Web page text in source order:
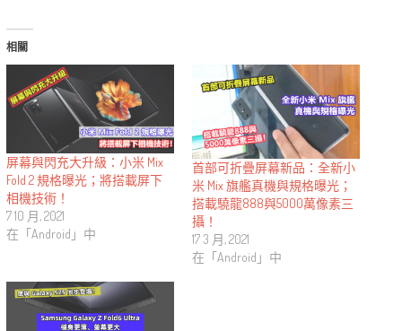
相關
屏幕與閃充大升級：小米 Mix
Fold 2 規格曝光；將搭載屏下
相機技術！
7 10 月, 2021
在「Android」中
首部可折疊屏幕新品：全新小
米 Mix 旗艦真機與規格曝光；
搭載驍龍888與5000萬像素三
攝！
17 3 月, 2021
在「Android」中